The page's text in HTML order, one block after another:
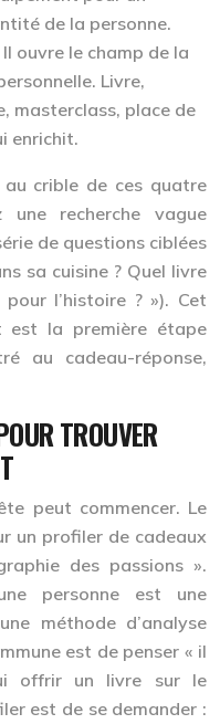
de la personne.
Il ouvre le champ de la
Livre,
masterclass, place de
enrichit.
crible de ces quatre
une recherche vague
de questions ciblées
sa cuisine ? Quel livre
l’histoire ? »). Cet
est la première étape
au cadeau-réponse,
TROUVER
peut commencer. Le
un profiler de cadeaux
des passions ».
personne est une
méthode d’analyse
est de penser « il
offrir un livre sur le
est de se demander :